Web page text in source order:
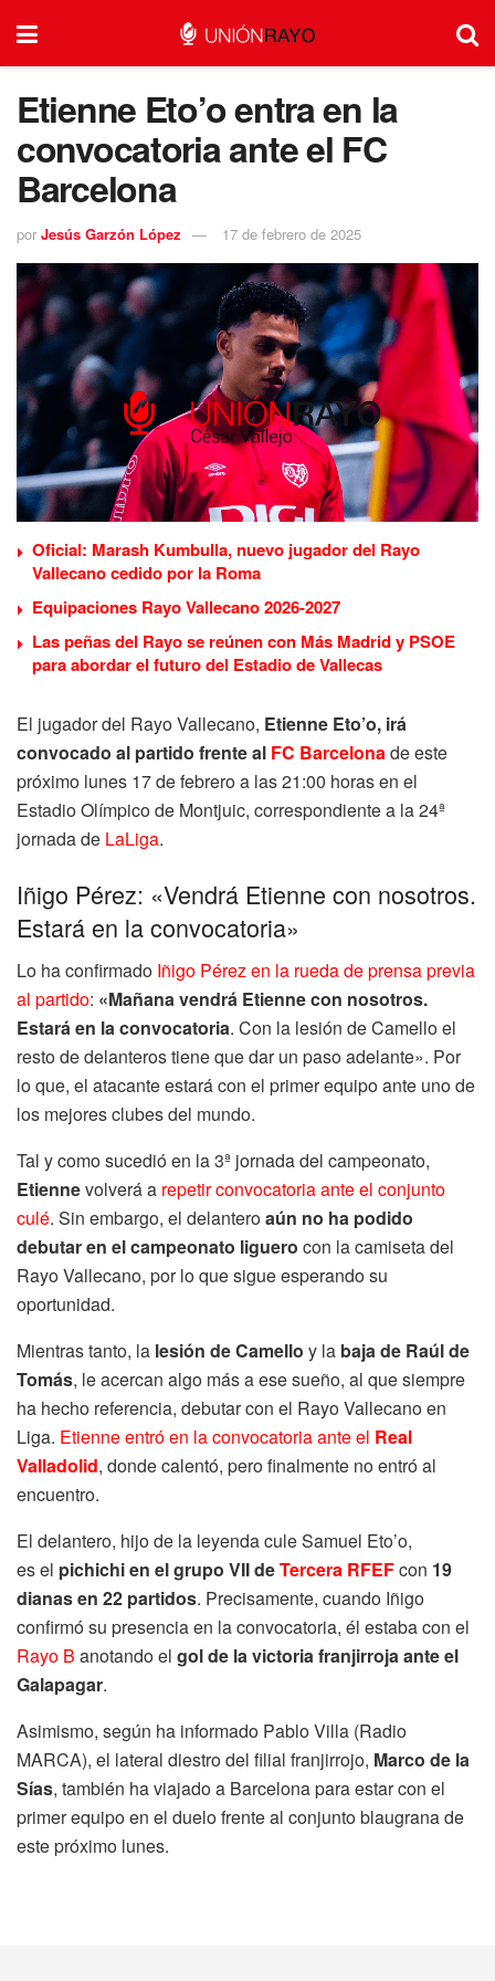
Etienne Eto’o entra en la
convocatoria ante el FC
Barcelona
por Jesús Garzón López 17 de febrero de 2025
Oficial: Marash Kumbulla, nuevo jugador del Rayo
Vallecano cedido por la Roma
Equipaciones Rayo Vallecano 2026-2027
Las peñas del Rayo se reúnen con Más Madrid y PSOE
para abordar el futuro del Estadio de Vallecas
El jugador del Rayo Vallecano, Etienne Eto’o, irá
convocado al partido frente al FC Barcelonade este
próximo lunes 17 de febrero a las 21:00 horas en el
Estadio Olímpico de Montjuic, correspondiente a la 24ª
jornada de LaLiga.
Iñigo Pérez: «Vendrá Etienne con nosotros.
Estará en la convocatoria»
Lo ha confirmado Iñigo Pérez en la rueda de prensa previa
al partido: «Mañana vendrá Etienne con nosotros.
Estará en la convocatoria. Con la lesión de Camello el
resto de delanteros tiene que dar un paso adelante». Por
lo que, el atacante estará con el primer equipo ante uno de
los mejores clubes del mundo.
Tal y como sucedió en la 3ª jornada del campeonato,
Etiennevolverá a repetir convocatoria ante el conjunto
culé. Sin embargo, el delanteroaún no ha podido
debutar en el campeonato liguero con la camiseta del
Rayo Vallecano, por lo que sigue esperando su
oportunidad.
Mientras tanto, la lesión de Camello y la baja de Raúl de
Tomás, le acercan algo más a ese sueño, al que siempre
ha hecho referencia, debutar con el Rayo Vallecano en
Liga. Etienne entró en la convocatoria ante el Real
Valladolid, donde calentó, pero finalmente no entró al
encuentro.
El delantero, hijo de la leyenda cule Samuel Eto’o,
es el pichichien el grupo VII deTercera RFEFcon 19
dianas en 22 partidos. Precisamente, cuando Iñigo
confirmó su presencia en la convocatoria, él estaba con el
Rayo B anotando el gol de la victoria franjirroja ante el
Galapagar.
Asimismo, según ha informado Pablo Villa (Radio
MARCA), el lateral diestro del filial franjirrojo, Marco de la
Sías, también ha viajado a Barcelona para estar con el
primer equipo en el duelo frente al conjunto blaugrana de
este próximo lunes.